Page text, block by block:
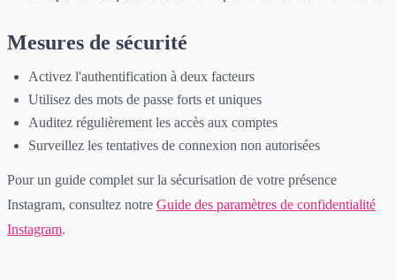
Mesures de sécurité
Activez l'authentification à deux facteurs
Utilisez des mots de passe forts et uniques
Auditez régulièrement les accès aux comptes
Surveillez les tentatives de connexion non autorisées
Pour un guide complet sur la sécurisation de votre présence
Instagram, consultez notre Guide des paramètres de confidentialité
Instagram.